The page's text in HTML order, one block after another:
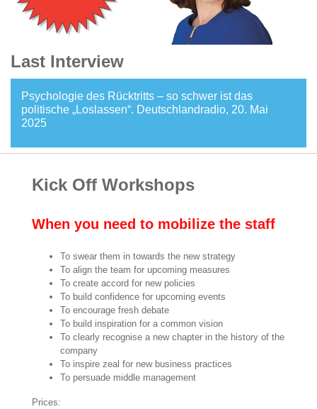
Last Interview
Psychologie des Rücktritts – so schwer ist das
politische „Loslassen“. Deutschlandradio, 20. Mai
2025
Kick Off Workshops
When you need to mobilize the staff
To swear them in towards the new strategy
To align the team for upcoming measures
To create accord for new policies
To build confidence for upcoming events
To encourage fresh debate
To build inspiration for a common vision
To clearly recognise a new chapter in the history of the
company
To inspire zeal for new business practices
To persuade middle management
Prices: